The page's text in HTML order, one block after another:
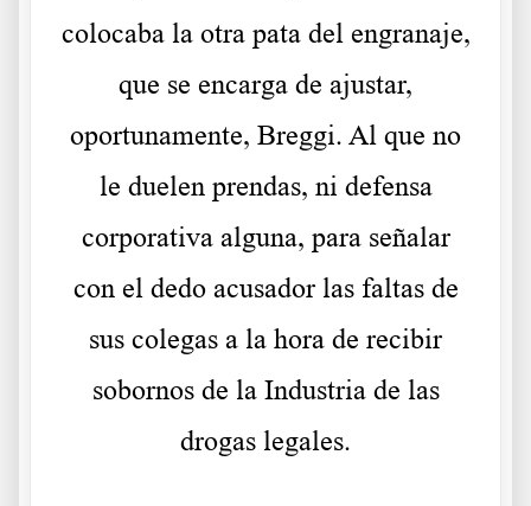
colocaba la otra pata del engranaje,
que se encarga de ajustar,
oportunamente, Breggi. Al que no
le duelen prendas, ni defensa
corporativa alguna, para señalar
con el dedo acusador las faltas de
sus colegas a la hora de recibir
sobornos de la Industria de las
drogas legales.